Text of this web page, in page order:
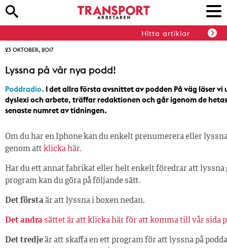
Hitta artiklar
23 OKTOBER, 2017
Lyssna på vår nya podd!
Poddradio. I det allra första avsnittet av podden På väg läser
dyslexi och arbete, träffar redaktionen och går igenom de
senaste numret av tidningen.
Om du har en Iphone kan du enkelt prenumerera eller
genom att klicka här.
Har du ett annat fabrikat eller helt enkelt föredrar att lyssna
program kan du göra på följande sätt.
Det förstaär att lyssna i boxen nedan.
Det andra sättet är att klicka här för att komma till vår sida
Det tredjeär att skaffa en ett program för att lyssna på